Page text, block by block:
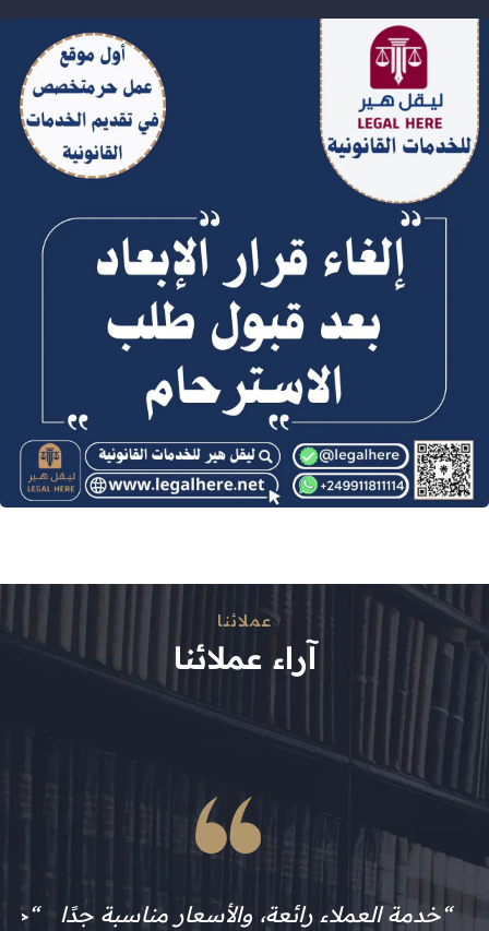
إلغاء قرار الإبعاد بعد قبول طلب
الاسترحام
نماذج أعمال
عملائنا
آراء عملائنا
“احتجت إلى كتابة معروض رسمي، وكانت